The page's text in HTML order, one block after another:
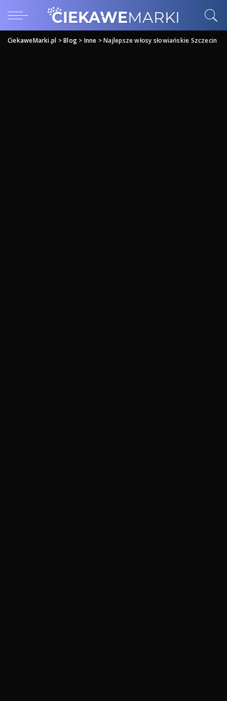
CiekaweMarki.pl >Blog> Inne >Najlepsze włosy słowiańskie Szczecin